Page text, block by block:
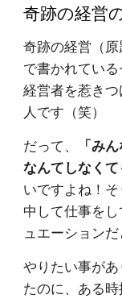
奇跡の経営
奇跡の経営（
で書かれてい
経営者を惹き
人です（笑）
だって、
「み
なんてしなくて
いですよね！
中して仕事を
ュエーションだ
やりたい事が
たのに、ある時